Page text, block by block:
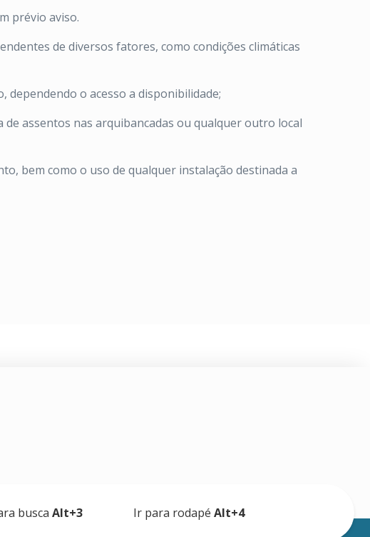
prévio aviso.
de diversos fatores, como condições climáticas
o acesso a disponibilidade;
assentos nas arquibancadas ou qualquer outro local
bem como o uso de qualquer instalação destinada a
buscaAlt+3 Ir para rodapé Alt+4